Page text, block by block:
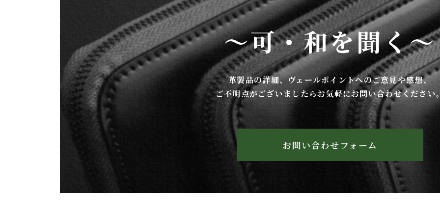
～可・和を聞く～
革製品の詳細、ヴェールポイントへのご意見や感想、
ご不明点がございましたらお気軽にお問い合わせください
お問い合わせフォーム